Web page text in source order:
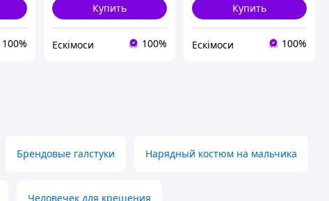
100%
Купить
Ескімоси 100%
Купить
Ескімоси 100%
Брендовые галстуки Нарядный костюм на мальчика
Человечек для крещения